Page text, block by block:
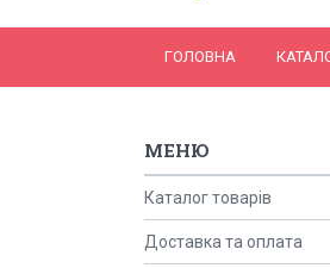
ГОЛОВНА
Каталог товарів
Доставка та оплата